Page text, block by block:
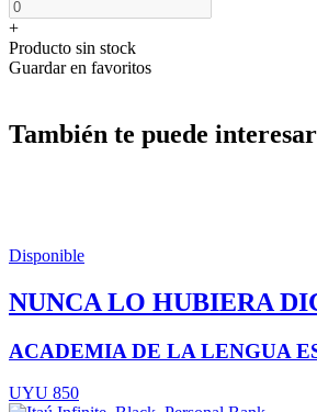
+
Producto sin stock
Guardar en favoritos
También te puede interesar
Disponible
NUNCA LO HUBIERA
ACADEMIA DE LA LENGUA
UYU 850